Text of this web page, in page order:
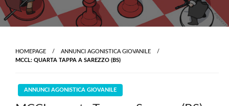
HOMEPAGE
ANNUNCI AGONISTICA GIOVANILE
MCCL: QUARTA TAPPA A SAREZZO (BS)
ANNUNCI AGONISTICA GIOVANILE